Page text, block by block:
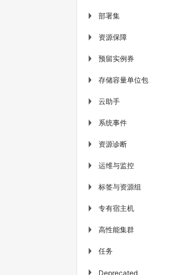
▶ 部署集
▶ 资源保障
▶ 预留实例券
▶ 存储容量单位包
▶ 云助手
▶ 系统事件
▶ 资源诊断
▶ 运维与监控
▶ 标签与资源组
▶ 专有宿主机
▶ 高性能集群
▶ 任务
▶ Deprecated